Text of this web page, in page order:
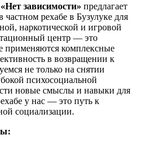
зависимости» предлагает
рехабе в Бузулуке для
наркотической и игровой
центр — это
применяются комплексные
в возвращении к
не только на снятии
психосоциальной
новые смыслы и навыки для
у нас — это путь к
социализации.